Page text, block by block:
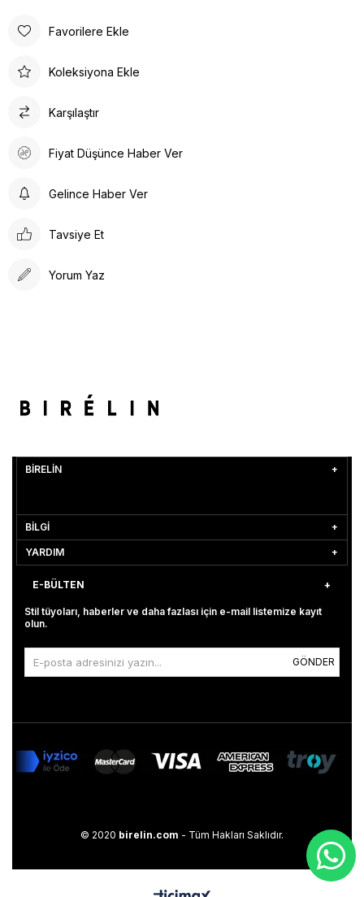
Favorilere Ekle
Koleksiyona Ekle
Karşılaştır
Fiyat Düşünce Haber Ver
Gelince Haber Ver
Tavsiye Et
Yorum Yaz
BİRELİN
BİLGİ
YARDIM
E-BÜLTEN
Stil tüyoları, haberler ve daha fazlası için e-mail listemize kayıt
olun.
GÖNDER
© 2020 birelin.com - Tüm Hakları Saklıdır.